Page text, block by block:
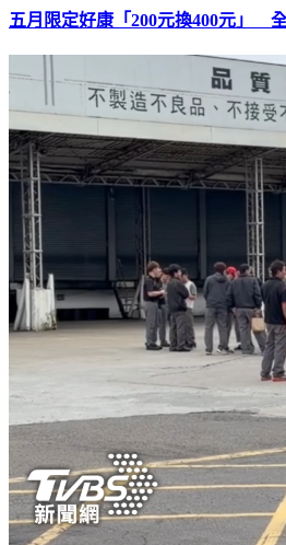
五月限定好康「200元換400元」